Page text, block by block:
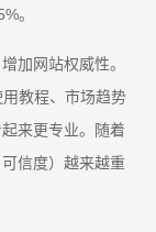
。
加网站权威性。
教程、市场趋势
来更专业。随着
信度）越来越重